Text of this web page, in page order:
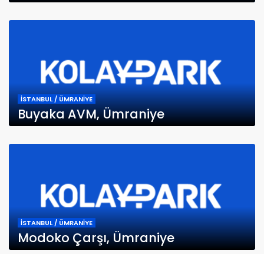
İSTANBUL / ÜMRANİYE
Buyaka AVM, Ümraniye
İSTANBUL / ÜMRANİYE
Modoko Çarşı, Ümraniye